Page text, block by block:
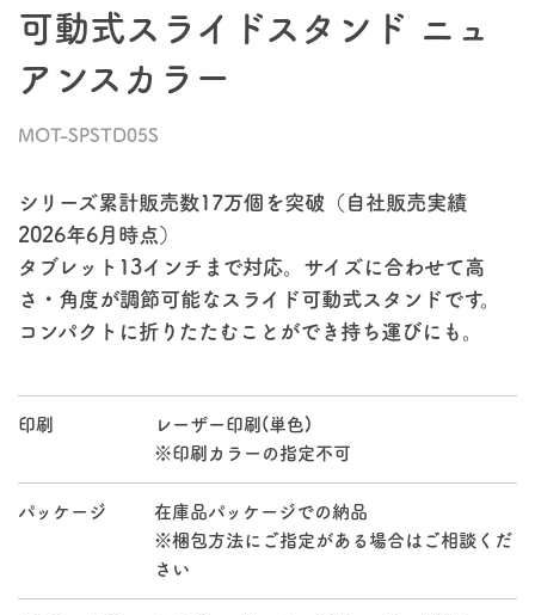
可動式スライドスタンド ニュ
アンスカラー
MOT-SPSTD05S
シリーズ累計販売数17万個を突破（自社販売実績
2026年6月時点）
タブレット13インチまで対応。サイズに合わせて高
さ・角度が調節可能なスライド可動式スタンドです。
コンパクトに折りたたむことができ持ち運びにも。
印刷
レーザー印刷(単色)
※印刷カラーの指定不可
パッケージ
在庫品パッケージでの納品
※梱包方法にご指定がある場合はご相談くだ
さい